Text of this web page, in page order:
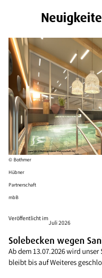
© Bothmer
Hübner
Partnerschaft
mbB
Veröffentlicht im
Juli 2026
Solebecken wegen
Ab dem 13.07.2026 wird
bleibt bis auf Weiteres